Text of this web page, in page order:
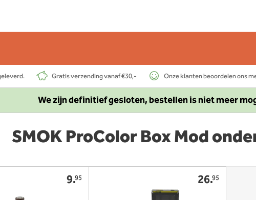
Gratis verzending vanaf €30,- Onze klanten beoordelen ons
We zijn definitief gesloten, bestellen is niet meer
SMOK ProColor Box Mod
9.95 26.95